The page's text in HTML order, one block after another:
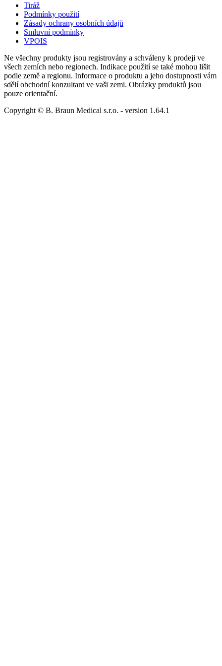
Tiráž
Podmínky použití
Zásady ochrany osobních údajů
Smluvní podmínky
VPOIS
Ne všechny produkty jsou registrovány a schváleny k prodeji ve
všech zemích nebo regionech. Indikace použití se také mohou lišit
podle země a regionu. Informace o produktu a jeho dostupnosti vám
sdělí obchodní konzultant ve vaši zemi. Obrázky produktů jsou
pouze orientační.
Copyright © B. Braun Medical s.r.o. - version 1.64.1